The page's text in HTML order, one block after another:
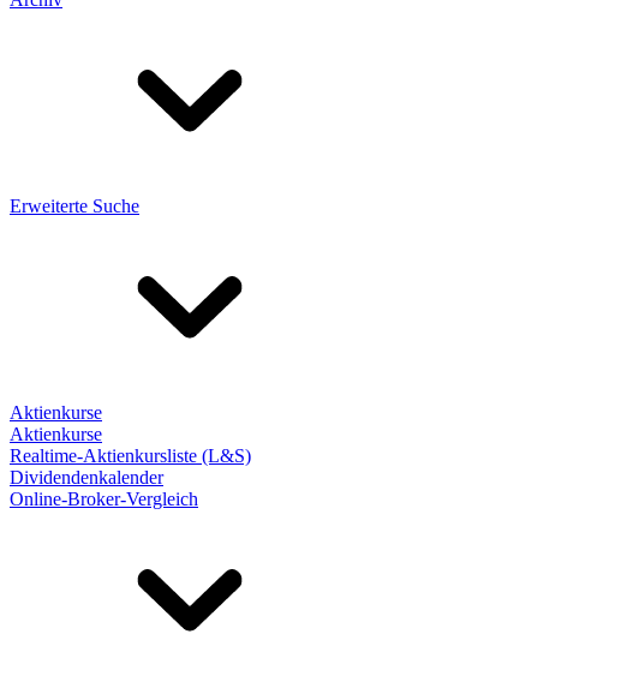
Erweiterte Suche
Aktienkurse
Aktienkurse
Realtime-Aktienkursliste (L&S)
Dividendenkalender
Online-Broker-Vergleich